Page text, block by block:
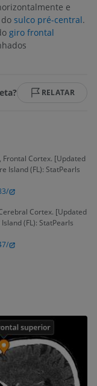
e
sulco pré-central.
giro frontal
RELATAR
Frontal Cortex. [Updated
Island (FL): StatPearls
Cortex. [Updated
(FL): StatPearls